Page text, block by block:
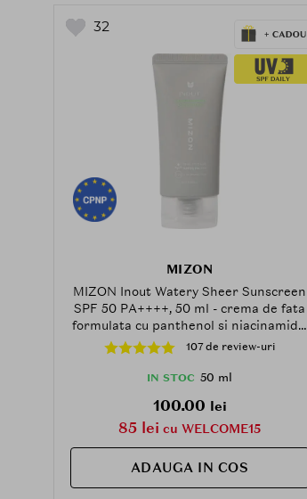
32
MIZON
MIZON Inout Watery Sheer Sunscreen
SPF 50 PA++++, 50 ml - crema de fata
formulata cu panthenol si niacinamide,
care contribuie la hidratarea pielii si la
mentinerea confortului cutanat, Daily
107 de review-uri
IN STOC 50 ml
100.00 lei
85 lei cu WELCOME15
ADAUGA IN COS